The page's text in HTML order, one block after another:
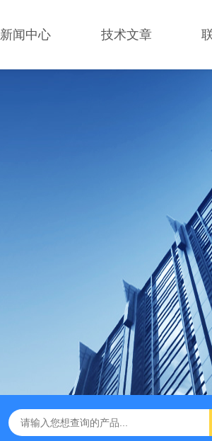
新闻中心 技术文章
厌氧手套箱YQX-I半自动厌氧培养箱